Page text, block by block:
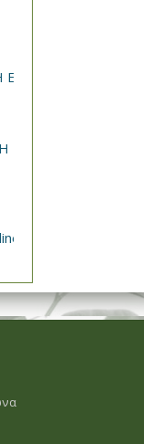
ΕΝΗΜΕΡΩΣΗ ΣΦΗΠ
ΚΑΙ
ΣΦΗΠ
ΚΑΛΑΘΙΑ
Εμβόλιο Engerix